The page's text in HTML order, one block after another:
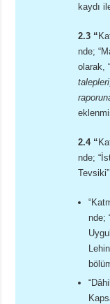
kaydı
2.3 “
nde;
olarak,
2.4 “
nde;
nde;